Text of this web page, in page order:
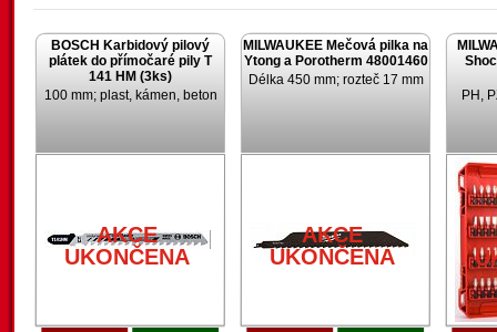
BOSCH Karbidový pilový
plátek do přímočaré pily T
141 HM (3ks)
100 mm; plast, kámen, beton
AKCE
UKONČENA
MILWAUKEE Mečová pilka na
Ytong a Porotherm 48001460
Délka 450 mm; rozteč 17 mm
AKCE
UKONČENA
PH,